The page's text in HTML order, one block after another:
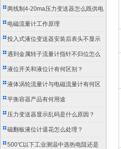
两线制4-20ma压力变送器怎么既供电
又传信号？
电磁流量计工作原理
投入式液位变送器安装后表头不显示
怎么办？
遇到金属转子流量计指针不归位怎么
办？
液位开关和液位计有何区别？
液体涡轮流量计与电磁流量计有何区
别？
平衡容器产品有何用途
压力变送器显示乱码是什么原因？
磁翻板液位计退花怎么处理？
500℃以下工业测温中选热电阻还是